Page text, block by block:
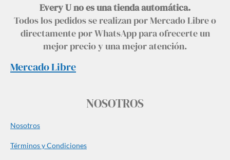
Every U no es una tienda automática.
Todos los pedidos se realizan por Mercado Libre o
directamente por WhatsApp para ofrecerte un
mejor precio y una mejor atención.
Mercado Libre
NOSOTROS
Nosotros
Términos y Condiciones